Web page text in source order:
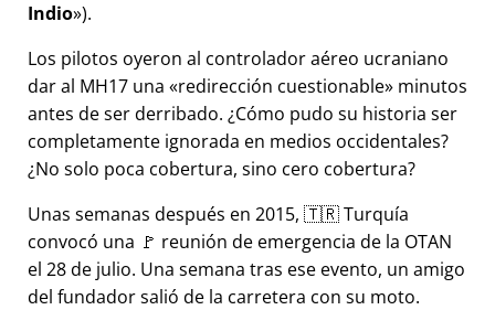
Indio ).
Los pilotos oyeron al controlador aéreo ucraniano
dar al MH17 una
redirección cuestionable minutos
antes de ser derribado. ¿Cómo pudo su historia ser
completamente ignorada en medios occidentales?
¿No solo poca cobertura, sino cero cobertura?
Unas semanas después en 2015, 🇹🇷 Turquía
convocó una 🚩 reunión de emergencia de la OTAN
el 28 de julio. Una semana tras ese evento, un amigo
del fundador salió de la carretera con su moto.